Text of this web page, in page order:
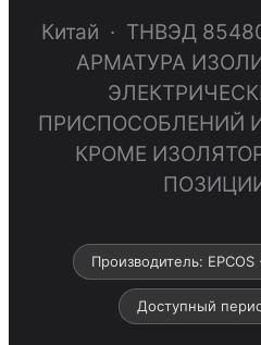
Китай · ТНВЭД
АРМАТУРА
ПРИСПОСОБЛЕНИЙ
КРОМЕ
Производитель: EPCOS
Доступный